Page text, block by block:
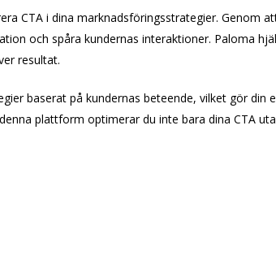
CTA i dina marknadsföringsstrategier. Genom
och spåra kundernas interaktioner. Paloma
resultat.
baserat på kundernas beteende, vilket gör
plattform optimerar du inte bara dina CTA